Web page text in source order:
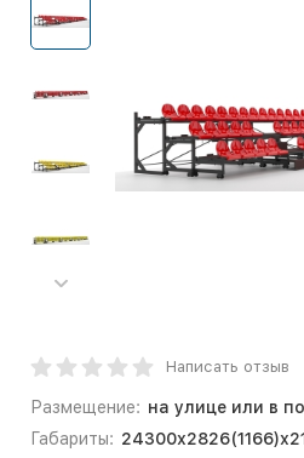
Написать отзыв
Размещение: на улице или в
Габариты: